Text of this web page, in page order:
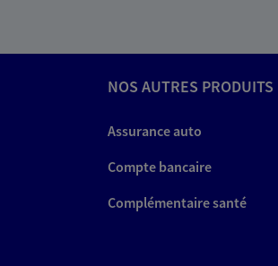
NOS AUTRES PRODUITS
Assurance auto
Compte bancaire
Complémentaire santé